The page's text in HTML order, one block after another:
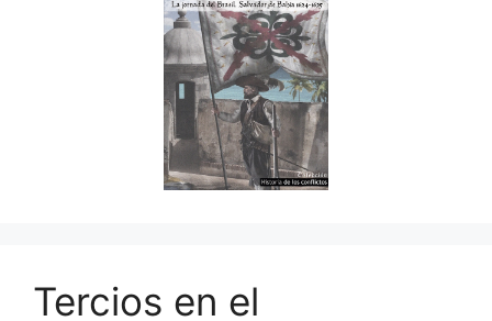
Tercios en el